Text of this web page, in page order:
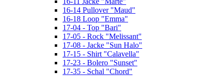
16-14 Pullover "Maud"
16-18 Loop "Emma"
17-04 - Top "Bari"
17-05 - Rock "Melissant"
17-08 - Jacke "Sun Halo"
17-15 - Shirt "Calavella"
17-23 - Bolero "Sunset"
17-35 - Schal "Chord"